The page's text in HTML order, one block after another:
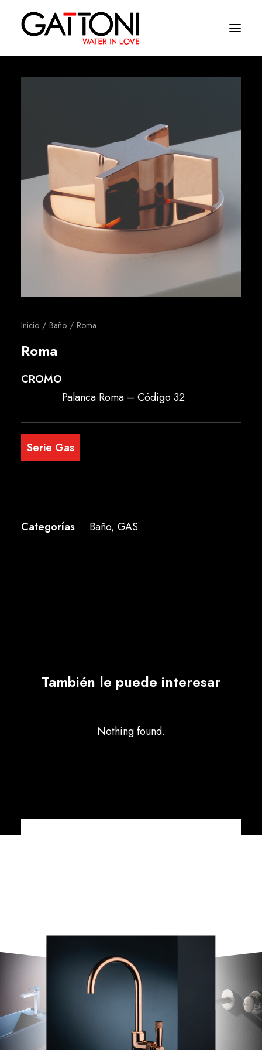
Productos
Acabados
Media
Dònde comprar
Contacto
Inicio Baño Roma
Roma
CROMO
Palanca Roma – Código 32
Serie Gas
Categorías Baño, GAS
También le puede interesar
Nothing found.